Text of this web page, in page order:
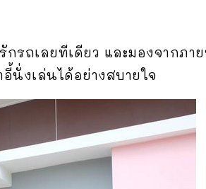
ถเลยทีเดียว และมองจากภา
นั่งเล่นได้อย่างสบายใจ